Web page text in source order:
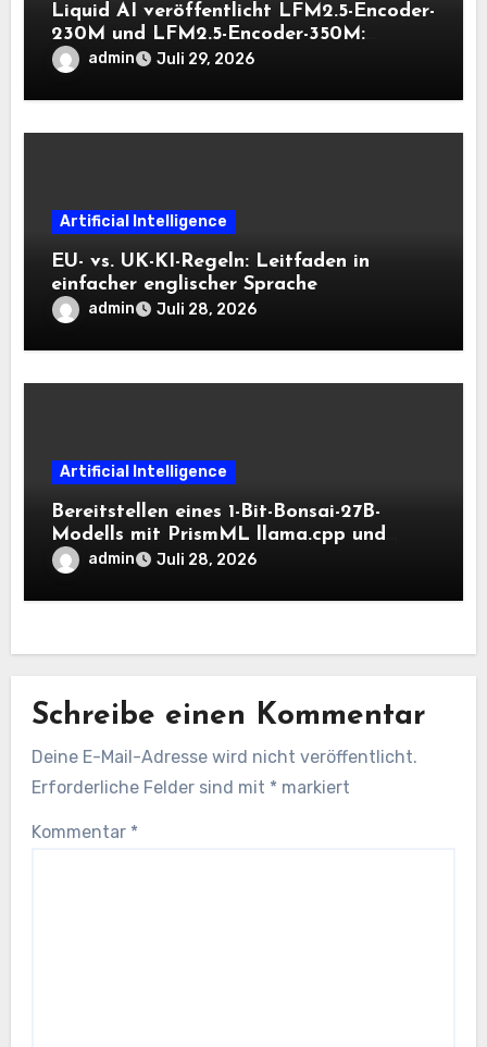
Liquid AI veröffentlicht LFM2.5-Encoder-
230M und LFM2.5-Encoder-350M:
Bidirektionale Encoder, die bei 8K-
Kontext auf der CPU schnell bleiben
admin Juli 29, 2026
Artificial Intelligence
EU- vs. UK-KI-Regeln: Leitfaden in
einfacher englischer Sprache
admin Juli 28, 2026
Artificial Intelligence
Bereitstellen eines 1-Bit-Bonsai-27B-
Modells mit PrismML llama.cpp und
OpenAI-kompatiblen lokalen Inferenz-
Workflows
admin Juli 28, 2026
Schreibe einen Kommentar
Deine E-Mail-Adresse wird nicht veröffentlicht.
Erforderliche Felder sind mit * markiert
Kommentar *